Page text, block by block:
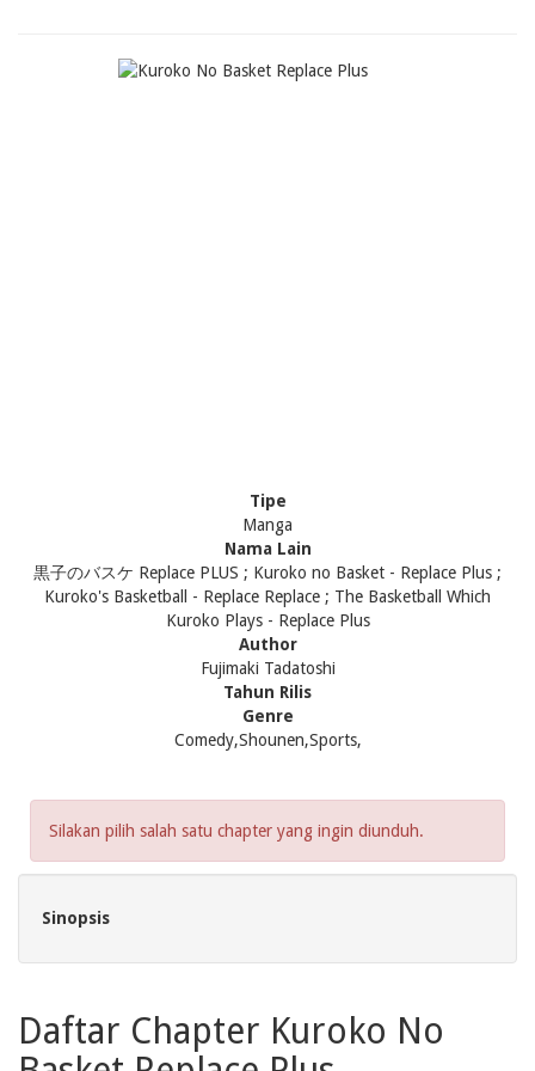
Tipe
Manga
Nama Lain
黒子のバスケ Replace PLUS ; Kuroko no Basket - Replace Plus ;
Kuroko's Basketball - Replace Replace ; The Basketball Which
Kuroko Plays - Replace Plus
Author
Fujimaki Tadatoshi
Tahun Rilis
Genre
Comedy,Shounen,Sports,
Silakan pilih salah satu chapter yang ingin diunduh.
Sinopsis
Daftar Chapter Kuroko No